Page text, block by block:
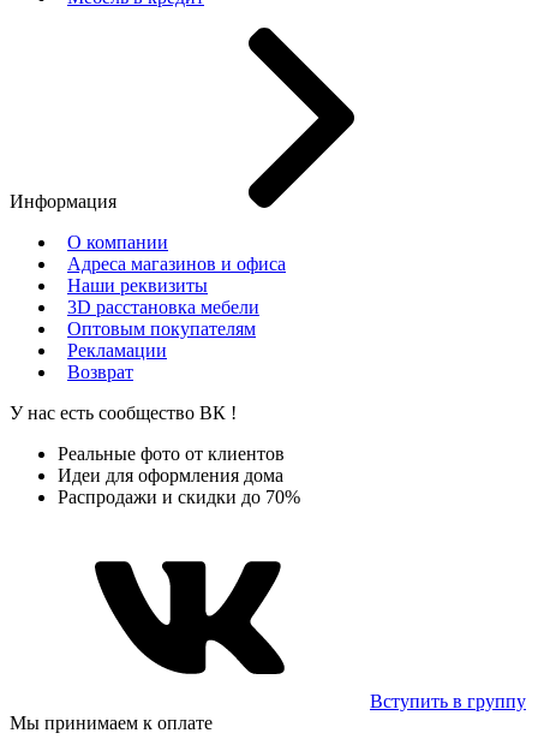
Информация
О компании
Адреса магазинов и офиса
Наши реквизиты
3D расстановка мебели
Оптовым покупателям
Рекламации
Возврат
У нас есть сообщество ВК !
Реальные фото от клиентов
Идеи для оформления дома
Распродажи и скидки до 70%
Вступить в группу
Мы принимаем к оплате